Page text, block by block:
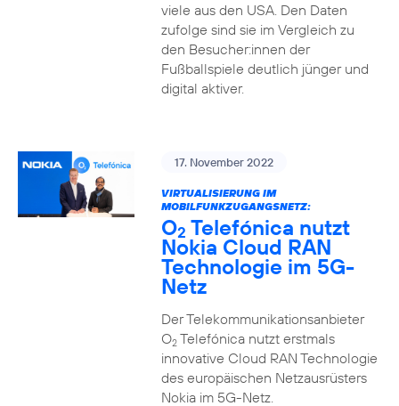
viele aus den USA. Den Daten
zufolge sind sie im Vergleich zu
den Besucher:innen der
Fußballspiele deutlich jünger und
digital aktiver.
17. November 2022
VIRTUALISIERUNG IM
MOBILFUNKZUGANGSNETZ:
O2 Telefónica nutzt
Nokia Cloud RAN
Technologie im 5G-
Netz
Der Telekommunikationsanbieter
O2Telefónica nutzt erstmals
innovative Cloud RAN Technologie
des europäischen Netzausrüsters
Nokia im 5G-Netz.